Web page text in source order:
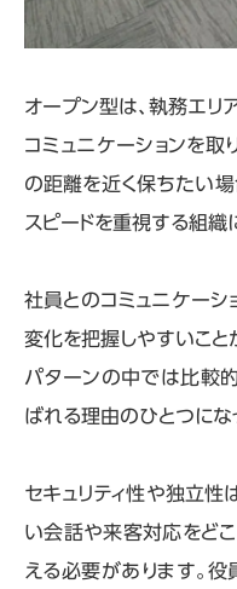
オープン型は、執務エリ
コミュニケーションを取
の距離を近く保ちたい
スピードを重視する組織
社員とのコミュニケーシ
変化を把握しやすいこと
パターンの中では比較
ばれる理由のひとつにな
セキュリティ性や独立性
い会話や来客対応をど
える必要があります。